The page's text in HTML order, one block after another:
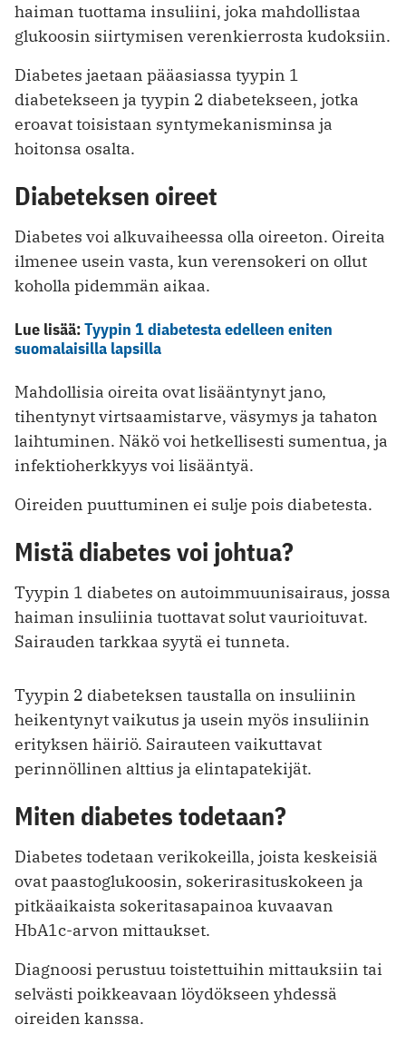
haiman tuottama insuliini, joka mahdollistaa
glukoosin siirtymisen verenkierrosta kudoksiin.
Diabetes jaetaan pääasiassa tyypin 1
diabetekseen ja tyypin 2 diabetekseen, jotka
eroavat toisistaan syntymekanisminsa ja
hoitonsa osalta.
Diabeteksen oireet
Diabetes voi alkuvaiheessa olla oireeton. Oireita
ilmenee usein vasta, kun verensokeri on ollut
koholla pidemmän aikaa.
Lue lisää:Tyypin 1 diabetesta edelleen eniten
suomalaisilla lapsilla
Mahdollisia oireita ovat lisääntynyt jano,
tihentynyt virtsaamistarve, väsymys ja tahaton
laihtuminen. Näkö voi hetkellisesti sumentua, ja
infektioherkkyys voi lisääntyä.
Oireiden puuttuminen ei sulje pois diabetesta.
Mistä diabetes voi johtua?
Tyypin 1 diabetes on autoimmuunisairaus, jossa
haiman insuliinia tuottavat solut vaurioituvat.
Sairauden tarkkaa syytä ei tunneta.
Tyypin 2 diabeteksen taustalla on insuliinin
heikentynyt vaikutus ja usein myös insuliinin
erityksen häiriö. Sairauteen vaikuttavat
perinnöllinen alttius ja elintapatekijät.
Miten diabetes todetaan?
Diabetes todetaan verikokeilla, joista keskeisiä
ovat paastoglukoosin, sokerirasituskokeen ja
pitkäaikaista sokeritasapainoa kuvaavan
HbA1c-arvon mittaukset.
Diagnoosi perustuu toistettuihin mittauksiin tai
selvästi poikkeavaan löydökseen yhdessä
oireiden kanssa.